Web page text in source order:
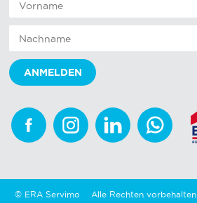
© ERA Servimo Alle Rechten vorbehalten